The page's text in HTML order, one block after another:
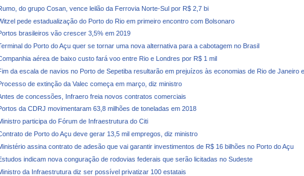
do grupo Cosan, vence leilão da Ferrovia Norte-Sul por R$ 2,7 bi
pede estadualização do Porto do Rio em primeiro encontro com Bolsonaro
brasileiros vão crescer 3,5% em 2019
do Porto do Açu quer se tornar uma nova alternativa para a cabotagem no Brasil
aérea de baixo custo fará voo entre Rio e Londres por R$ 1 mil
da escala de navios no Porto de Sepetiba resultarão em prejuízos às economias de Rio de Janeiro
de extinção da Valec começa em março, diz ministro
de concessões, Infraero freia novos contratos comerciais
da CDRJ movimentaram 63,8 milhões de toneladas em 2018
participa do Fórum de Infraestrutura do Citi
de Porto do Açu deve gerar 13,5 mil empregos, diz ministro
assina contrato de adesão que vai garantir investimentos de R$ 16 bilhões no Porto do Açu
indicam nova conguração de rodovias federais que serão licitadas no Sudeste
da Infraestrutura diz ser possível privatizar 100 estatais